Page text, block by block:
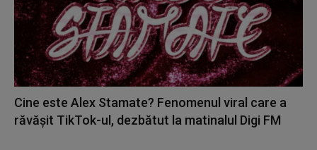
Cine este Alex Stamate? Fenomenul viral care a
răvășit TikTok-ul, dezbătut la matinalul Digi FM